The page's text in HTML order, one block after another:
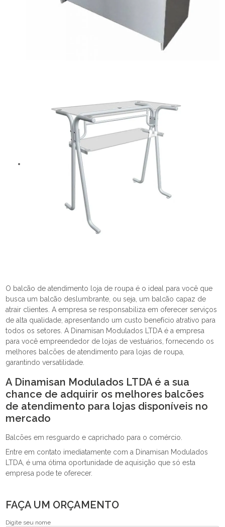
O balcão de atendimento loja de roupa é o ideal para você que
busca um balcão deslumbrante, ou seja, um balcão capaz de
atrair clientes. A empresa se responsabiliza em oferecer serviços
de alta qualidade, apresentando um custo benefício atrativo para
todos os setores. A Dinamisan Modulados LTDA é a empresa
para você empreendedor de lojas de vestuários, fornecendo os
melhores balcões de atendimento para lojas de roupa,
garantindo versatilidade.
A Dinamisan Modulados LTDA é a sua
chance de adquirir os melhores balcões
de atendimento para lojas disponíveis no
mercado
Balcões em resguardo e caprichado para o comércio.
Entre em contato imediatamente com a Dinamisan Modulados
LTDA, é uma ótima oportunidade de aquisição que só esta
empresa pode te oferecer.
FAÇA UM ORÇAMENTO
Digite seu nome